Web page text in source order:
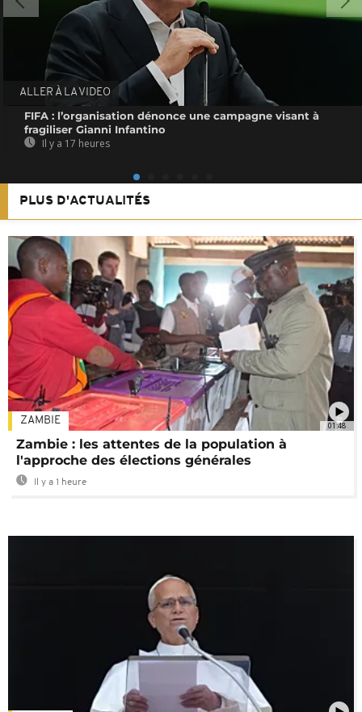
ALLER À LA VIDEO
FIFA : l’organisation dénonce une campagne visant à
fragiliser Gianni Infantino
Il y a 17 heures
PLUS D'ACTUALITÉS
01:48
ZAMBIE
Zambie : les attentes de la population à
l'approche des élections générales
Il y a 1 heure